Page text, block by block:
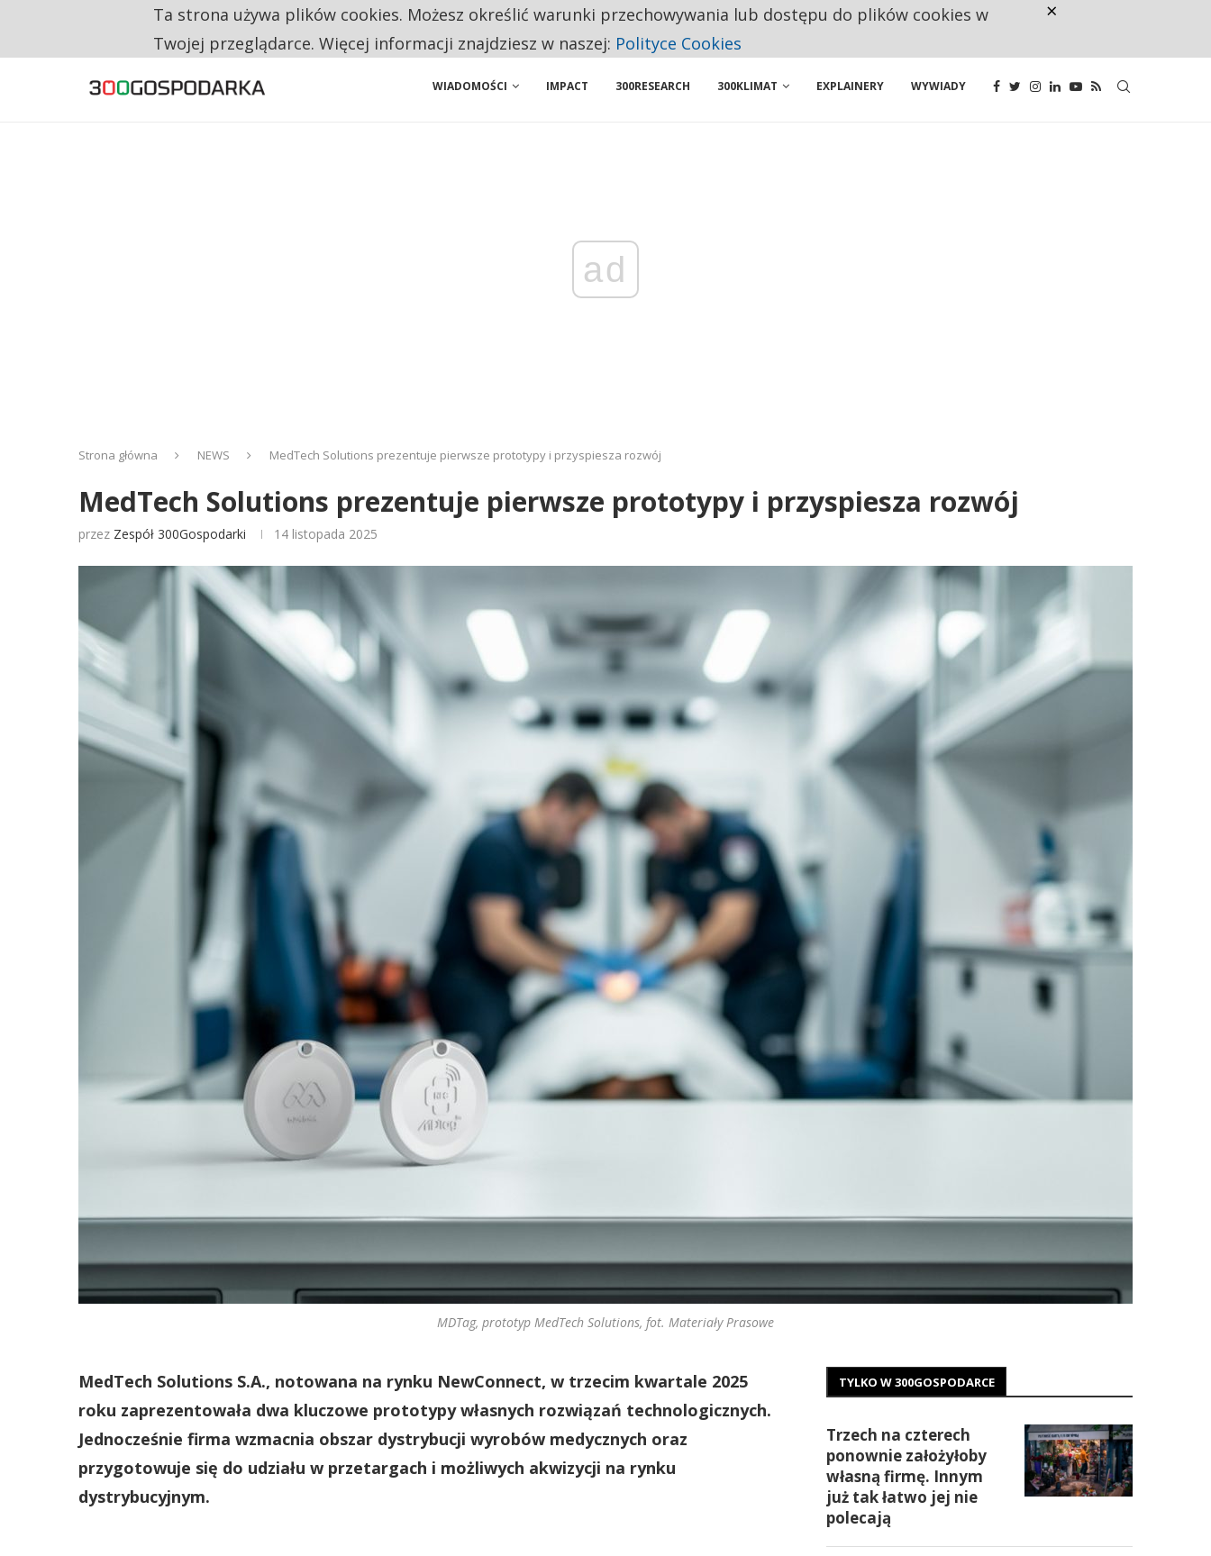
CO TRZECIĄ ZŁOTÓWKĘ Z EMERYTURY SENIORZY PRZEZNACZAJĄ NA PODSTAWOWE ZAKUPY
WIADOMOŚCI IMPACT 300RESEARCH 300KLIMAT EXPLAINERY WYWIADY
ad
Strona główna NEWS MedTech Solutions prezentuje pierwsze prototypy i przyspiesza rozwój
MedTech Solutions prezentuje pierwsze prototypy i przyspiesza rozwój
przez Zespół 300Gospodarki 14 listopada 2025
MDTag, prototyp MedTech Solutions, fot. Materiały Prasowe
MedTech Solutions S.A., notowana na rynku NewConnect, w trzecim kwartale 2025
roku zaprezentowała dwa kluczowe prototypy własnych rozwiązań technologicznych.
Jednocześnie firma wzmacnia obszar dystrybucji wyrobów medycznych oraz
przygotowuje się do udziału w przetargach i możliwych akwizycji na rynku
dystrybucyjnym.
TYLKO W 300GOSPODARCE
Trzech na czterech
ponownie założyłoby
własną firmę. Innym
już tak łatwo jej nie
polecają
Ta strona używa plików cookies. Możesz określić warunki przechowywania lub dostępu do plików cookies w
Twojej przeglądarce. Więcej informacji znajdziesz w naszej: Polityce Cookies
×